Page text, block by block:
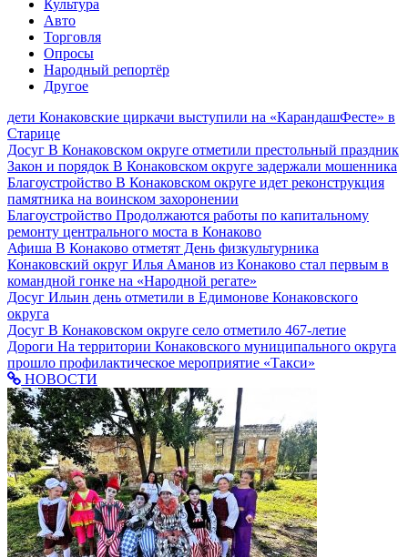
Культура
Авто
Торговля
Опросы
Народный репортёр
Другое
дети Конаковские циркачи выступили на «КарандашФесте» в
Старице
Досуг В Конаковском округе отметили престольный праздник
Закон и порядок В Конаковском округе задержали мошенника
Благоустройство В Конаковском округе идет реконструкция
памятника на воинском захоронении
Благоустройство Продолжаются работы по капитальному
ремонту центрального моста в Конаково
Афиша В Конаково отметят День физкультурника
Конаковский округ Илья Аманов из Конаково стал первым в
командной гонке на «Народной регате»
Досуг Ильин день отметили в Едимонове Конаковского
округа
Досуг В Конаковском округе село отметило 467-летие
Дороги На территории Конаковского муниципального округа
прошло профилактическое мероприятие «Такси»
НОВОСТИ